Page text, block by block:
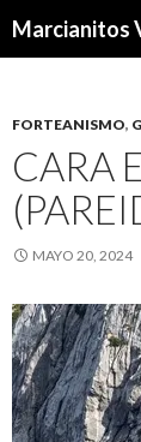
Marcianitos
FORTEANISMO,
CARA
MAYO 20, 2024